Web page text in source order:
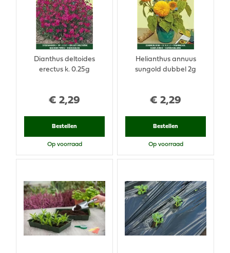
€ 2,29
Dianthus deltoides
erectus k. 0.25g
Bestellen
Op voorraad
€ 2,29
Helianthus annuus
sungold dubbel 2g
Bestellen
Op voorraad